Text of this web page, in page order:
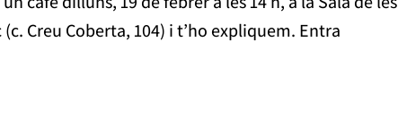
Creu Coberta, 104) i t’ho expliquem. Entra